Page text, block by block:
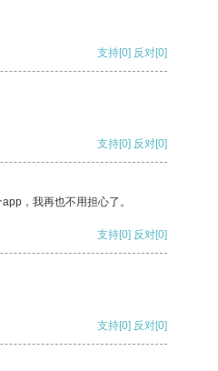
支持[0] 反对[0]
支持[0] 反对[0]
，我再也不用担心了。
支持[0] 反对[0]
支持[0] 反对[0]